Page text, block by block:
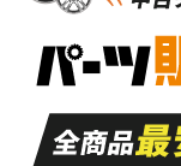
S
品
A
走行距離
目立つ傷
ない